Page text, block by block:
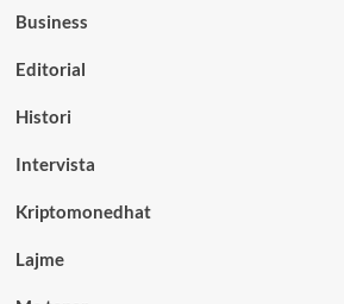
Business
Editorial
Histori
Intervista
Kriptomonedhat
Lajme